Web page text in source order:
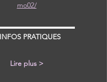
mo02/
PRATIQUES
Lire plus >